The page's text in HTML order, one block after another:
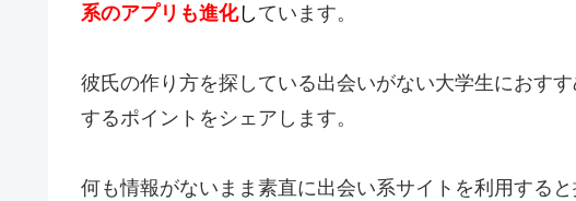
系のアプリも進化し ています。
彼氏の作り方を探している出会いがない大学生におす
するポイントをシェアします。
何も情報がないまま素直に出会い系サイトを利用すると